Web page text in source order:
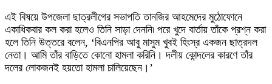
এই বিষয়ে উপজেলা ছাত্রলীগের সভাপতি তানজির আহমেদের মুঠোফোনে
একাধিকবার কল করা হলেও তিনি সাড়া দেননি৷ পরে খুদে বার্তায় তাঁকে প্রশ্ন করা
হলে তিনি উত্তরে বলেন, ‘বিএনপির আবু মাসুম খুবই হিংস্র একজন ছাত্রদল
নেতা। আমি তাঁর বাড়িতে কোনো হামলা করিনি। দলীয় কোন্দলের কারণে তাঁর
দলের লোকজনই হয়তো হামলা চালিয়েছেন।’